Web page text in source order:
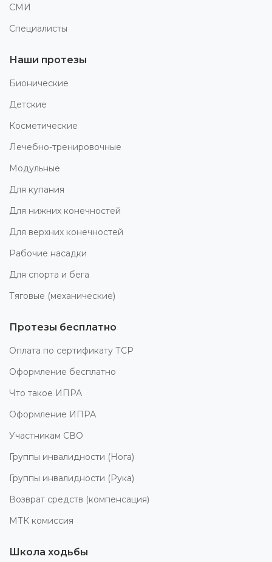
СМИ
Специалисты
Наши протезы
Бионические
Детские
Косметические
Лечебно-тренировочные
Модульные
Для купания
Для нижних конечностей
Для верхних конечностей
Рабочие насадки
Для спорта и бега
Тяговые (механические)
Протезы бесплатно
Оплата по сертификату ТСР
Оформление бесплатно
Что такое ИПРА
Оформление ИПРА
Участникам СВО
Группы инвалидности (Нога)
Группы инвалидности (Рука)
Возврат средств (компенсация)
МТК комиссия
Школа ходьбы